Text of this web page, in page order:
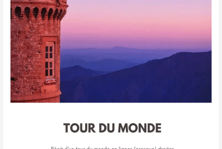
Tour
du
monde
en
lignes
(presque)
droites